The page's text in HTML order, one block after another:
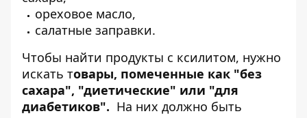
ореховое масло,
салатные заправки.
Чтобы найти продукты с ксилитом, нужно
искать товары, помеченные как "без
сахара", "диетические" или "для
диабетиков". На них должно быть